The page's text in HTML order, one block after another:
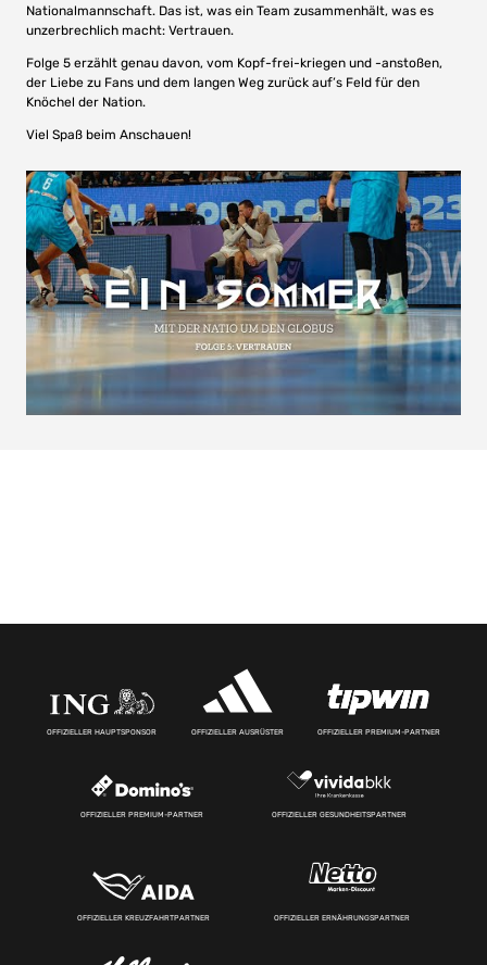
Nationalmannschaft. Das ist, was ein Team zusammenhält, was es
unzerbrechlich macht: Vertrauen.
Folge 5 erzählt genau davon, vom Kopf-frei-kriegen und -anstoßen,
der Liebe zu Fans und dem langen Weg zurück auf’s Feld für den
Knöchel der Nation.
Viel Spaß beim Anschauen!
OFFIZIELLER HAUPTSPONSOR OFFIZIELLER AUSRÜSTER OFFIZIELLER PREMIUM-PARTNER
OFFIZIELLER PREMIUM-PARTNER OFFIZIELLER GESUNDHEITSPARTNER
OFFIZIELLER KREUZFAHRTPARTNER OFFIZIELLER ERNÄHRUNGSPARTNER